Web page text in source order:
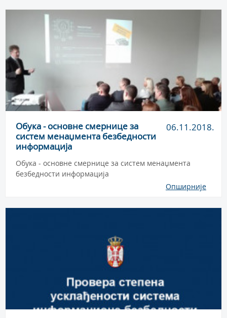
Обука - основне смернице за
систем менаџмента безбедности
информација
06.11.2018.
Обука - основне смернице за систем менаџмента
безбедности информација
Опширније